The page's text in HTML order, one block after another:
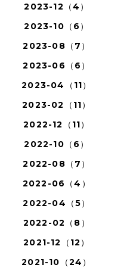
2023-12（4）
2023-10（6）
2023-08（7）
2023-06（6）
2023-04（11）
2023-02（11）
2022-12（11）
2022-10（6）
2022-08（7）
2022-06（4）
2022-04（5）
2022-02（8）
2021-12（12）
2021-10（24）